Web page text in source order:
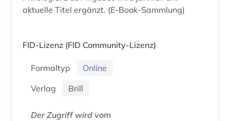
aktuelle Titel ergänzt. (E-Book-Sammlung)
FID-Lizenz (FID Community-Lizenz)
Formaltyp
Online
Verlag
Brill
Der Zugriff wird vom